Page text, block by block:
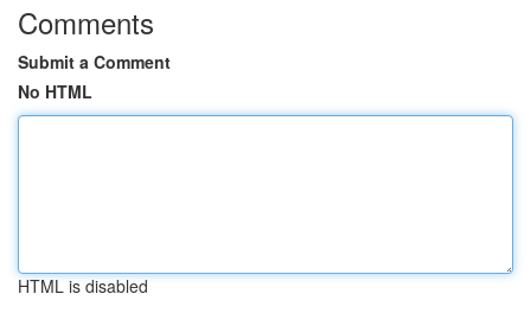
Comments
Submit a Comment
No HTML
HTML is disabled